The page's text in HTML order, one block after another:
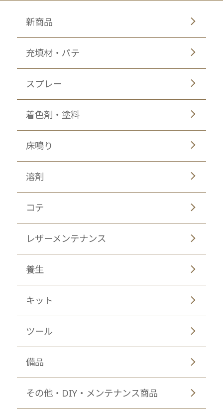
新商品
充填材・パテ
スプレー
着色剤・塗料
床鳴り
溶剤
コテ
レザーメンテナンス
養生
キット
ツール
備品
その他・DIY・メンテナンス商品